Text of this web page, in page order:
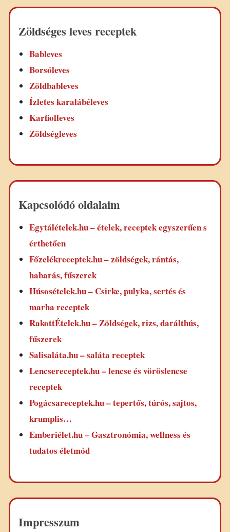
Zöldséges leves receptek
Bableves
Borsóleves
Zöldbableves
Ízletes karalábéleves
Karfiolleves
Zöldségleves
Kapcsolódó oldalaim
Egytálételek.hu – ételek, receptek egyszerűen s
érthetően
Főzelékreceptek.hu – zöldségek, rántás,
habarás, fűszerek
Húsosételek.hu – Csirke, pulyka, sertés és
marha receptek
RakottÉtelek.hu – Zöldségek, rizs, darálthús,
fűszerek
Salisaláta.hu – saláta receptek
Lencsereceptek.hu – lencse és vöröslencse
receptek
Pogácsareceptek.hu – tepertős, túrós, sajtos,
krumplis…
Emberiélet.hu – Gasztronómia, wellness és
tudatos életmód
Impresszum